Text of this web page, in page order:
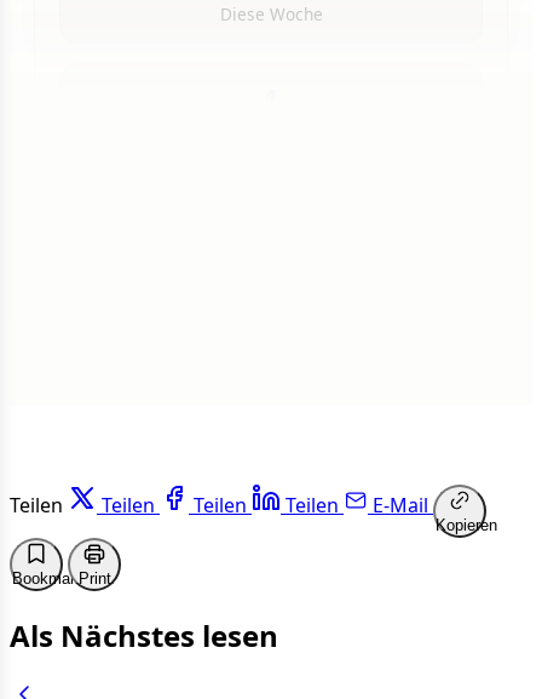
Diese Woche
Teilen Teilen Teilen Teilen E-Mail
Kopieren
BookmarkPrint
Als Nächstes lesen